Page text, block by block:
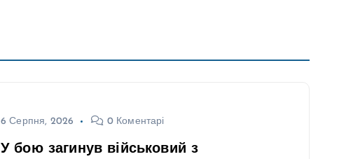
6 Серпня, 2026 0 Коментарі
У бою загинув військовий з